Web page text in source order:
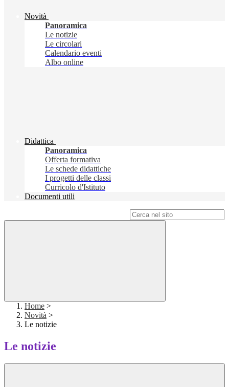
Novità
Panoramica
Le notizie
Le circolari
Calendario eventi
Albo online
Didattica
Panoramica
Offerta formativa
Le schede didattiche
I progetti delle classi
Curricolo d'Istituto
Documenti utili
Home >
Novità >
Le notizie
Le notizie